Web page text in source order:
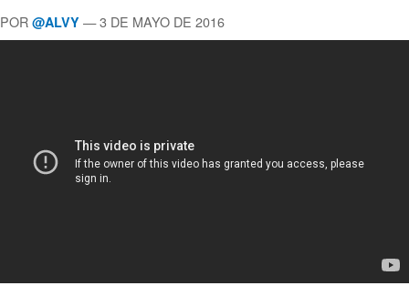
POR @ALVY —3 DE MAYO DE 2016